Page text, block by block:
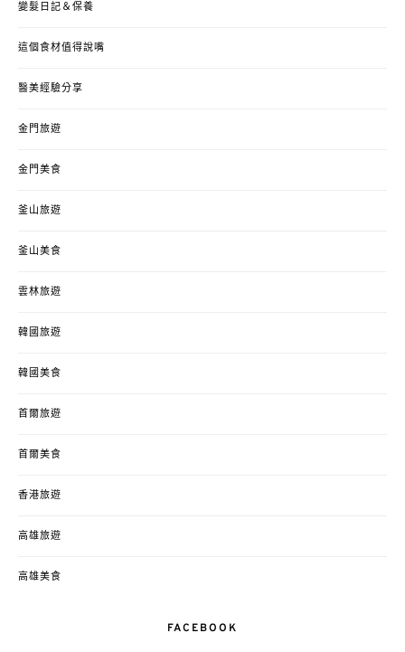
變髮日記＆保養
這個食材值得說嘴
醫美經驗分享
金門旅遊
金門美食
釜山旅遊
釜山美食
雲林旅遊
韓國旅遊
韓國美食
首爾旅遊
首爾美食
香港旅遊
高雄旅遊
高雄美食
FACEBOOK